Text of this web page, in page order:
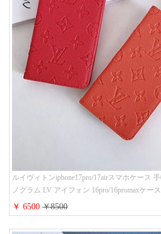
ルイヴィトンiphone17pro/17airスマホケース
ノグラム LV アイフォン 16pro/16promaxケー
ンド iPhone 15/14/13 proケース 手帳型 男女通
￥ 6500￥8500